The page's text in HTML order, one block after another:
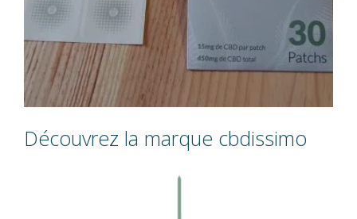
Découvrez la marque cbdissimo